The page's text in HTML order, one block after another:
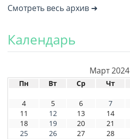
Смотреть весь архив ➜
Календарь
Март 2024
Пн Вт Ср Чт
4
5 6 7
11
12 13 14
18
19 20 21
25
26 27 28